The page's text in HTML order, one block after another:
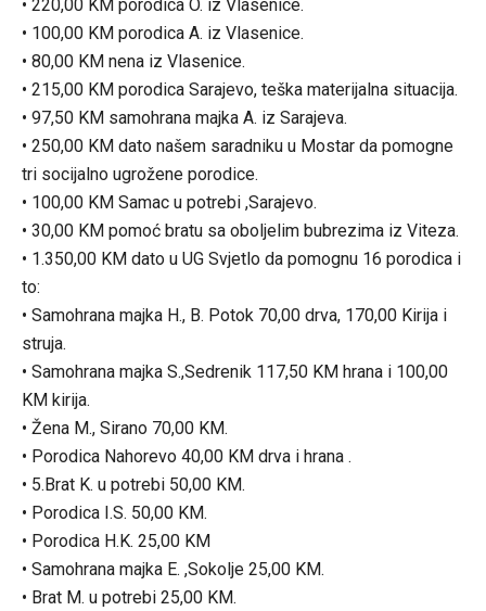
• 220,00 KM porodica O. iz Vlasenice.
• 100,00 KM porodica A. iz Vlasenice.
• 80,00 KM nena iz Vlasenice.
• 215,00 KM porodica Sarajevo, teška materijalna situacija.
• 97,50 KM samohrana majka A. iz Sarajeva.
• 250,00 KM dato našem saradniku u Mostar da pomogne
tri socijalno ugrožene porodice.
• 100,00 KM Samac u potrebi ,Sarajevo.
• 30,00 KM pomoć bratu sa oboljelim bubrezima iz Viteza.
• 1.350,00 KM dato u UG Svjetlo da pomognu 16 porodica i
to:
• Samohrana majka H., B. Potok 70,00 drva, 170,00 Kirija i
struja.
• Samohrana majka S.,Sedrenik 117,50 KM hrana i 100,00
KM kirija.
• Žena M., Sirano 70,00 KM.
• Porodica Nahorevo 40,00 KM drva i hrana .
• 5.Brat K. u potrebi 50,00 KM.
• Porodica I.S. 50,00 KM.
• Porodica H.K. 25,00 KM
• Samohrana majka E. ,Sokolje 25,00 KM.
• Brat M. u potrebi 25,00 KM.